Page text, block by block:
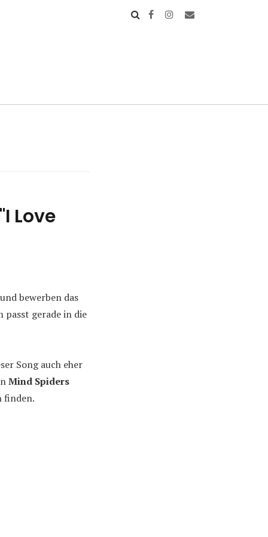
Love
bewerben das
passt gerade in die
Song auch eher
Mind Spiders
finden.